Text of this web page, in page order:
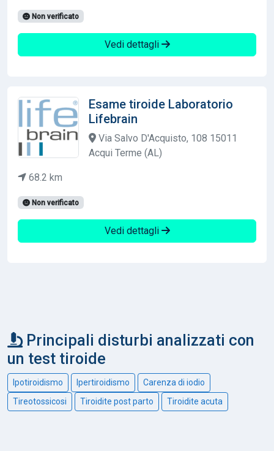
Non verificato
Vedi dettagli
Esame tiroide Laboratorio
Lifebrain
Via Salvo D'Acquisto, 108 15011
Acqui Terme (AL)
68.2 km
Non verificato
Vedi dettagli
Principali disturbi analizzati con
un test tiroide
Ipotiroidismo Ipertiroidismo
Carenza di iodio
Tireotossicosi
Tiroidite post parto Tiroidite acuta